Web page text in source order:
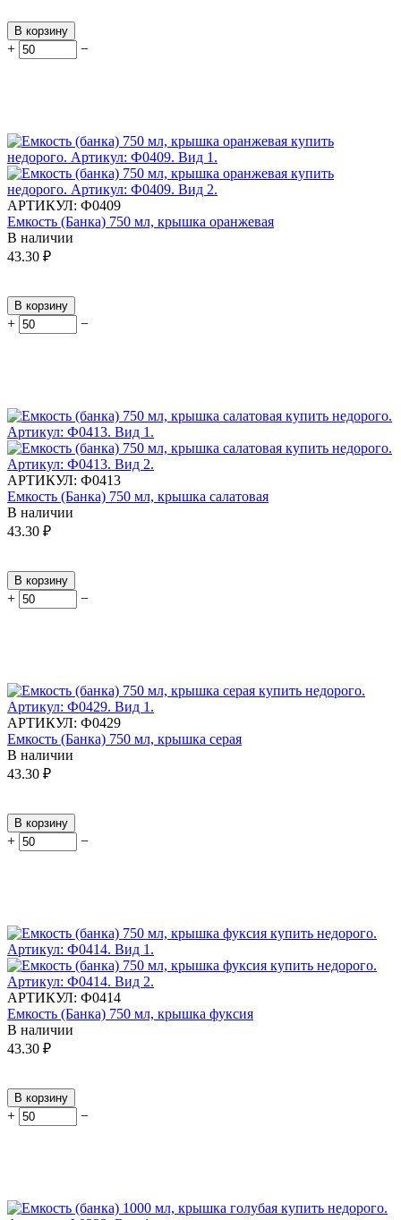
В корзину
+ −
АРТИКУЛ: Ф0409
Емкость (Банка) 750 мл, крышка оранжевая
В наличии
43.30 ₽
В корзину
+ −
АРТИКУЛ: Ф0413
Емкость (Банка) 750 мл, крышка салатовая
В наличии
43.30 ₽
В корзину
+ −
АРТИКУЛ: Ф0429
Емкость (Банка) 750 мл, крышка серая
В наличии
43.30 ₽
В корзину
+ −
АРТИКУЛ: Ф0414
Емкость (Банка) 750 мл, крышка фуксия
В наличии
43.30 ₽
В корзину
+ −